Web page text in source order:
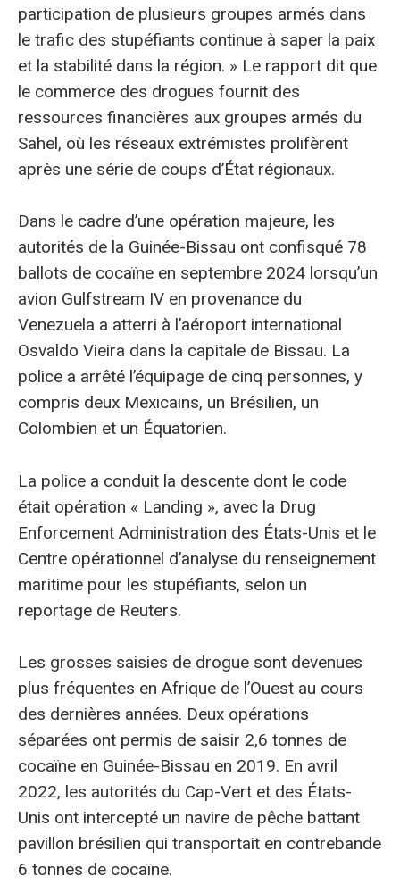
participation de plusieurs groupes armés dans
le trafic des stupéfiants continue à saper la paix
et la stabilité dans la région. » Le rapport dit que
le commerce des drogues fournit des
ressources financières aux groupes armés du
Sahel, où les réseaux extrémistes prolifèrent
après une série de coups d’État régionaux.
Dans le cadre d’une opération majeure, les
autorités de la Guinée-Bissau ont confisqué 78
ballots de cocaïne en septembre 2024 lorsqu’un
avion Gulfstream IV en provenance du
Venezuela a atterri à l’aéroport international
Osvaldo Vieira dans la capitale de Bissau. La
police a arrêté l’équipage de cinq personnes, y
compris deux Mexicains, un Brésilien, un
Colombien et un Équatorien.
La police a conduit la descente dont le code
était opération « Landing », avec la Drug
Enforcement Administration des États-Unis et le
Centre opérationnel d’analyse du renseignement
maritime pour les stupéfiants, selon un
reportage de Reuters.
Les grosses saisies de drogue sont devenues
plus fréquentes en Afrique de l’Ouest au cours
des dernières années. Deux opérations
séparées ont permis de saisir 2,6 tonnes de
cocaïne en Guinée-Bissau en 2019. En avril
2022, les autorités du Cap-Vert et des États-
Unis ont intercepté un navire de pêche battant
pavillon brésilien qui transportait en contrebande
6 tonnes de cocaïne.